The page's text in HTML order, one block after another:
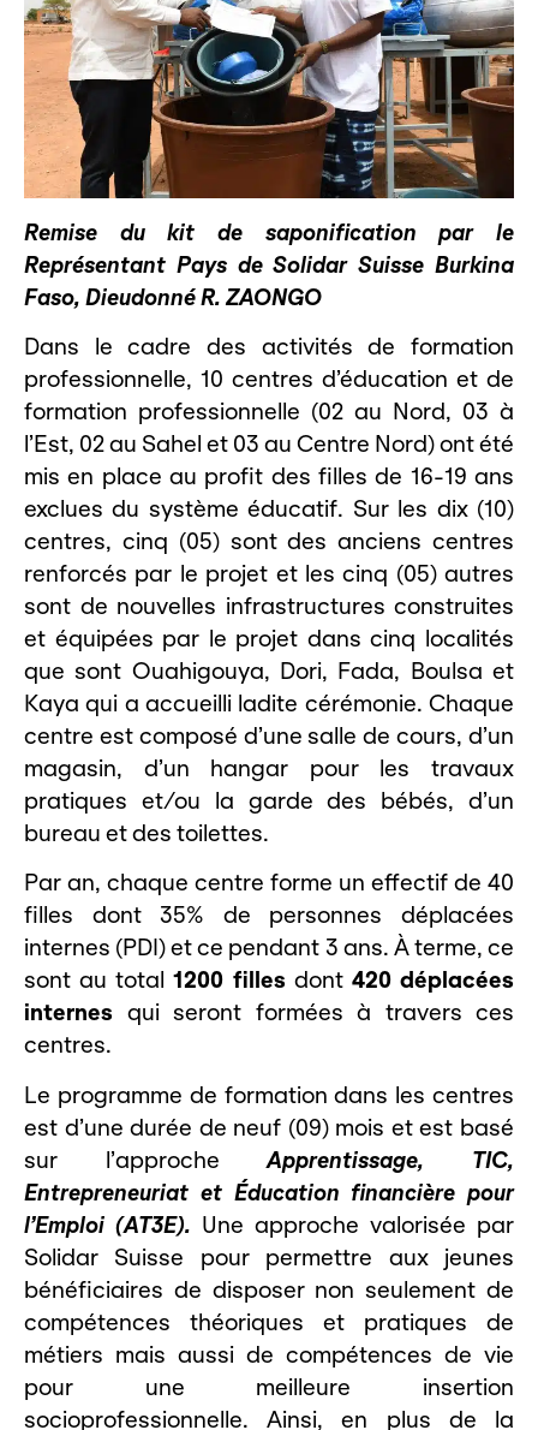
Remise du kit de saponification par le
Représentant Pays de Solidar Suisse Burkina
Faso, Dieudonné R. ZAONGO
Dans le cadre des activités de formation
professionnelle, 10 centres d’éducation et de
formation professionnelle (02 au Nord, 03 à
l’Est, 02 au Sahel et 03 au Centre Nord) ont été
mis en place au profit des filles de 16-19 ans
exclues du système éducatif. Sur les dix (10)
centres, cinq (05) sont des anciens centres
renforcés par le projet et les cinq (05) autres
sont de nouvelles infrastructures construites
et équipées par le projet dans cinq localités
que sont Ouahigouya, Dori, Fada, Boulsa et
Kaya qui a accueilli ladite cérémonie. Chaque
centre est composé d’une salle de cours, d’un
magasin, d’un hangar pour les travaux
pratiques et/ou la garde des bébés, d’un
bureau et des toilettes.
Par an, chaque centre forme un effectif de 40
filles dont 35% de personnes déplacées
internes (PDI) et ce pendant 3 ans. À terme, ce
sont au total1200 filles dont 420 déplacées
internes qui seront formées à travers ces
centres.
Le programme de formation dans les centres
est d’une durée de neuf (09) mois et est basé
sur l’approcheApprentissage, TIC,
Entrepreneuriat et Éducation financière pour
l’Emploi (AT3E). Une approche valorisée par
Solidar Suisse pour permettre aux jeunes
bénéficiaires de disposer non seulement de
compétences théoriques et pratiques de
métiers mais aussi de compétences de vie
pour une meilleure insertion
socioprofessionnelle. Ainsi, en plus de la